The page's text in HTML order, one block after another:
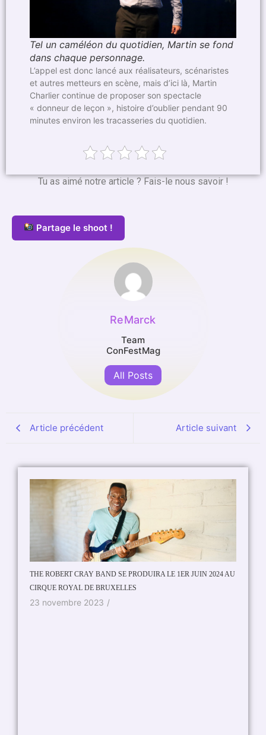
Tel un caméléon du quotidien, Martin se fond
dans chaque personnage.
L’appel est donc lancé aux réalisateurs, scénaristes
et autres metteurs en scène, mais d’ici là, Martin
Charlier continue de proposer son spectacle
« donneur de leçon », histoire d’oublier pendant 90
minutes environ les tracasseries du quotidien.
Tu as aimé notre article ? Fais-le nous savoir !
Partage le shoot !
ReMarck
Team
ConFestMag
All Posts
Article précédent Article suivant
THE ROBERT CRAY BAND SE PRODUIRA LE 1ER JUIN 2024 AU
CIRQUE ROYAL DE BRUXELLES
23 novembre 2023 /